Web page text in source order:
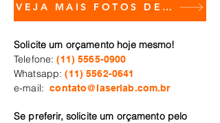
VEJA MAIS FOTOS DE PEÇAS PRONTAS
Solicite um orçamento hoje mesmo!
Telefone:(11) 5565-0900
Whatsapp:(11) 5562-0641
e-mail:contato@laserlab.com.br
Se preferir, solicite um orçamento pelo